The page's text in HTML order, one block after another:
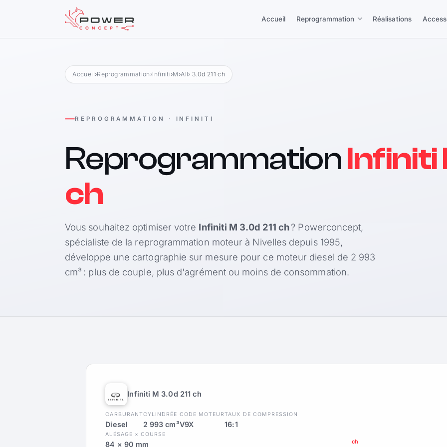
Accueil Reprogrammation Réalisations
Accueil›Reprogrammation ›Infiniti›M ›All› 3.0d 211 ch
REPROGRAMMATION · INFINITI
ReprogrammationInfiniti
ch
Vous souhaitez optimiser votre Infiniti M 3.0d 211 ch? Powerconcept,
spécialiste de la reprogrammation moteur à Nivelles depuis 1995,
développe une cartographie sur mesure pour ce moteur diesel de 2 993
cm³ : plus de couple, plus d'agrément ou moins de consommation.
Infiniti M 3.0d 211 ch
CARBURANT
Diesel
CYLINDRÉE
2 993 cm³
CODE MOTEUR
V9X
TAUX DE COMPRESSION
16:1
ALÉSAGE × COURSE
84 × 90 mm ch